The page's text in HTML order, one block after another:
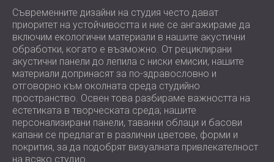
Съвременните дизайни на студия често дават
приоритет на устойчивостта и ние се ангажираме да
включим екологични материали в нашите акустични
обработки, когато е възможно. От рециклирани
акустични панели до лепила с ниски емисии, нашите
материали допринасят за по-здравословно и
отговорно към околната среда студийно
пространство. Освен това разбираме важността на
естетиката в творческата среда; нашите
персонализирани панели, таванни облаци и басови
капани се предлагат в различни цветове, форми и
покрития, за да подобрят визуалната привлекателност
на всяко студио.